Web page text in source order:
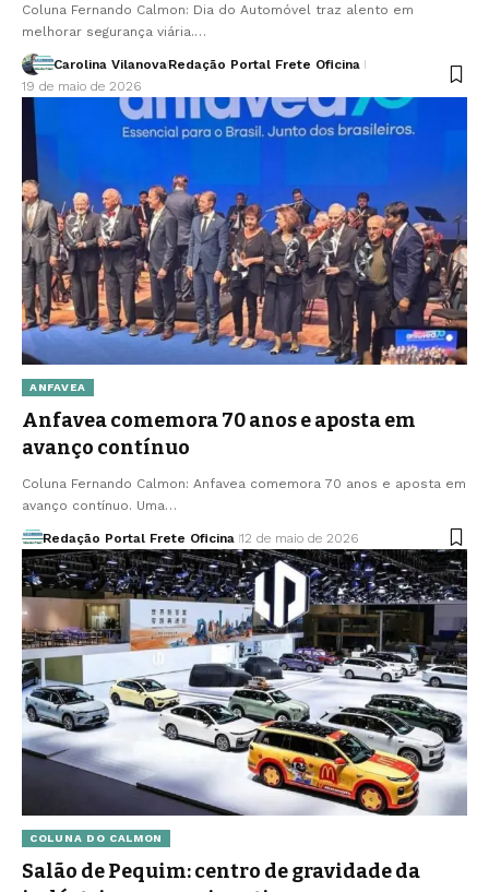
Coluna Fernando Calmon: Dia do Automóvel traz alento em
melhorar segurança viária.…
Carolina VilanovaRedação Portal Frete Oficina
19 de maio de 2026
ANFAVEA
Anfavea comemora 70 anos e aposta em
avanço contínuo
Coluna Fernando Calmon: Anfavea comemora 70 anos e aposta em
avanço contínuo. Uma…
Redação Portal Frete Oficina 12 de maio de 2026
COLUNA DO CALMON
Salão de Pequim: centro de gravidade da